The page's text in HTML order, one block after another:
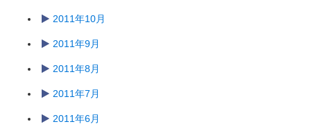
2011年10月
2011年9月
2011年8月
2011年7月
2011年6月